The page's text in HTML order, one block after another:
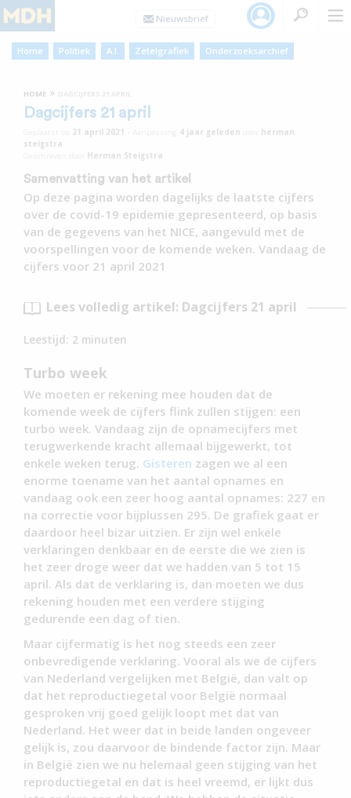
Home Politiek A.I. Zetelgrafiek Onderzoeksarchief
HOME »
Dagcijfers 21 april
21 april 2021 4 jaar geleden
herman
steigstra
Herman Steigstra
Samenvatting van het artikel
Op deze pagina worden dagelijks de laatste cijfers
over de covid-19 epidemie gepresenteerd, op basis
van de gegevens van het NICE, aangevuld met de
voorspellingen voor de komende weken. Vandaag de
cijfers voor 21 april 2021
Lees volledig artikel: Dagcijfers 21 april
Leestijd: 2 minuten
Turbo week
We moeten er rekening mee houden dat de
komende week de cijfers flink zullen stijgen: een
turbo week. Vandaag zijn de opnamecijfers met
terugwerkende kracht allemaal bijgewerkt, tot
enkele weken terug. Gisteren zagen we al een
enorme toename van het aantal opnames en
vandaag ook een zeer hoog aantal opnames: 227 en
na correctie voor bijplussen 295. De grafiek gaat er
daardoor heel bizar uitzien. Er zijn wel enkele
verklaringen denkbaar en de eerste die we zien is
het zeer droge weer dat we hadden van 5 tot 15
april. Als dat de verklaring is, dan moeten we dus
rekening houden met een verdere stijging
gedurende een dag of tien.
Maar cijfermatig is het nog steeds een zeer
onbevredigende verklaring. Vooral als we de cijfers
van Nederland vergelijken met België, dan valt op
dat het reproductiegetal voor België normaal
gesproken vrij goed gelijk loopt met dat van
Nederland. Het weer dat in beide landen ongeveer
gelijk is, zou daarvoor de bindende factor zijn. Maar
in België zien we nu helemaal geen stijging van het
reproductiegetal en dat is heel vreemd, er lijkt dus